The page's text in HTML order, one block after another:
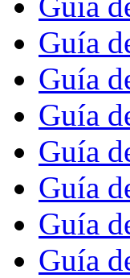
Guía
Guía
Guía
Guía
Guía
Guía
Guía